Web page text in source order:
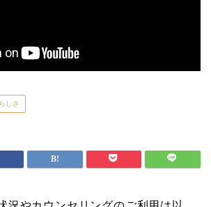
しさ